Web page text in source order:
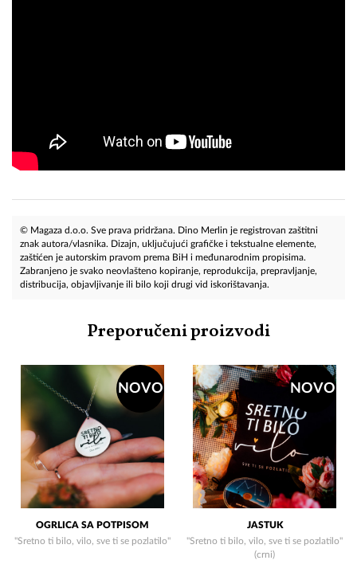
© Magaza d.o.o. Sve prava pridržana. Dino Merlin je registrovan zaštitni
znak autora/vlasnika. Dizajn, uključujući grafičke i tekstualne elemente,
zaštićen je autorskim pravom prema BiH i međunarodnim propisima.
Zabranjeno je svako neovlašteno kopiranje, reprodukcija, prepravljanje,
distribucija, objavljivanje ili bilo koji drugi vid iskorištavanja.
Preporučeni proizvodi
NOVO
OGRLICA SA POTPISOM
"Sretno ti bilo, vilo, sve ti se pozlatilo"
NOVO
JASTUK
"Sretno ti bilo, vilo, sve ti se pozlatilo"
(crni)